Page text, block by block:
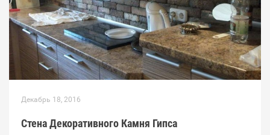
Декабрь 18, 2016
Стена Декоративного Камня Гипса